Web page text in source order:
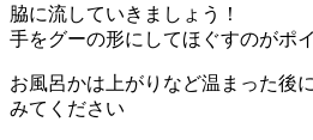
脇に流していきましょう！
手をグーの形にしてほぐすのがポ
お風呂かは上がりなど温まった後
みてください